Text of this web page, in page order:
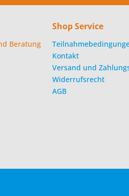
Beratung
Shop Service
Kontakt
Versand und
Widerrufsrecht
AGB